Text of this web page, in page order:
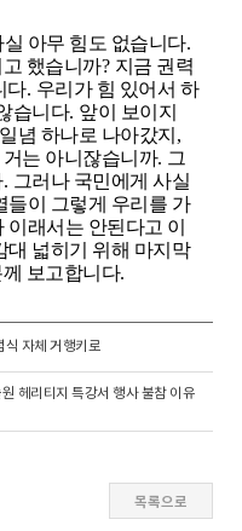
실 아무 힘도 없습니다.
했습니까? 지금 권력
다. 우리가 힘 있어서 하
습니다. 앞이 보이지
념 하나로 나아갔지 ,
는 아니잖습니까. 그
. 그러나 국민에게 사실
들이 그렇게 우리를 가
래서는 안된다고 이
대 넓히기 위해 마지막
보고합니다.
식 자체 거행키로
헤리티지 특강서 행사 불참 이유